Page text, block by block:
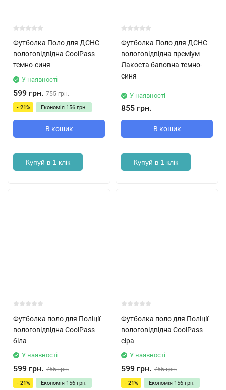
Футболка Поло для ДСНС
вологовідвідна CoolPass
темно-синя
У наявності
599 грн. 755 грн.
- 21% Економія 156 грн.
В кошик
Купуй в 1 клік
Футболка Поло для ДСНС
вологовідвідна преміум
Лакоста бавовна темно-
синя
У наявності
855 грн.
В кошик
Купуй в 1 клік
Футболка поло для Поліції
вологовідвідна CoolPass
біла
У наявності
599 грн. 755 грн.
- 21% Економія 156 грн.
Футболка поло для Поліції
вологовідвідна CoolPass
сіра
У наявності
599 грн. 755 грн.
- 21% Економія 156 грн.